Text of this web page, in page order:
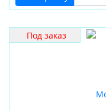
Под заказ